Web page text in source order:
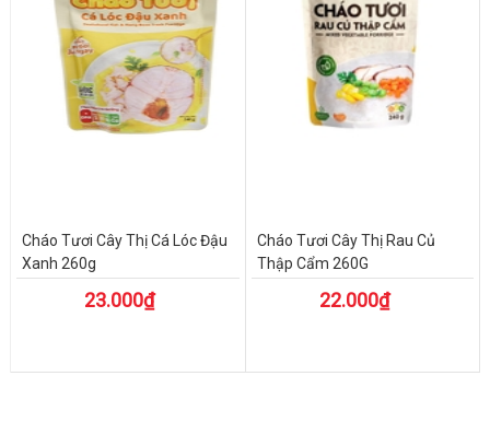
Cháo Tươi Cây Thị Cá Lóc Đậu
Xanh 260g
23.000₫
Cháo Tươi Cây Thị Rau Củ
Thập Cẩm 260G
22.000₫